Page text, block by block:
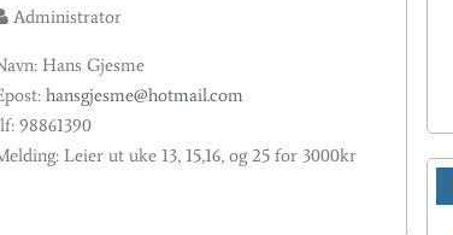
Administrator
Hans Gjesme
hansgjesme@hotmail.com
98861390
Leier ut uke 13, 15,16, og 25 for 3000kr